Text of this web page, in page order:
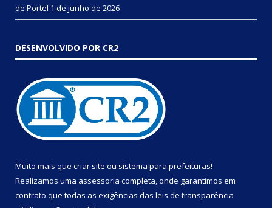
de Portel 1 de junho de 2026
DESENVOLVIDO POR CR2
Muito mais que criar site ou sistema para prefeituras!
Realizamos uma assessoria completa, onde garantimos em
contrato que todas as exigências das leis de transparência